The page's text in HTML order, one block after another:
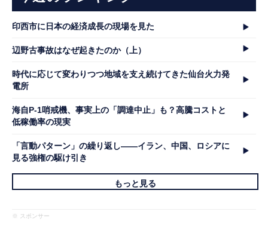
印西市に日本の経済成長の現場を見た
辺野古事故はなぜ起きたのか（上）
時代に応じて変わりつつ地域を支え続けてきた仙台火力発
電所
海自P-1哨戒機、事実上の「調達中止」も？高騰コストと
低稼働率の現実
「言動パターン」の繰り返し――イラン、中国、ロシアに
見る強権の駆け引き
もっと見る
※ スポンサー